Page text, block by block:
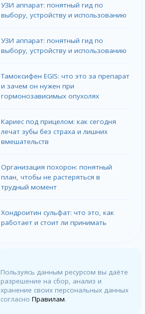
УЗИ аппарат: понятный гид по
выбору, устройству и использованию
УЗИ аппарат: понятный гид по
выбору, устройству и использованию
Тамоксифен EGIS: что это за препарат
и зачем он нужен при
гормонозависимых опухолях
Кариес под прицелом: как сегодня
лечат зубы без страха и лишних
вмешательств
Организация похорон: понятный
план, чтобы не растеряться в
трудный момент
Хондроитин сульфат: что это, как
работает и стоит ли принимать
Пользуясь данным ресурсом вы даёте
разрешение на сбор, анализ и
хранение своих персональных данных
согласноПравилам.